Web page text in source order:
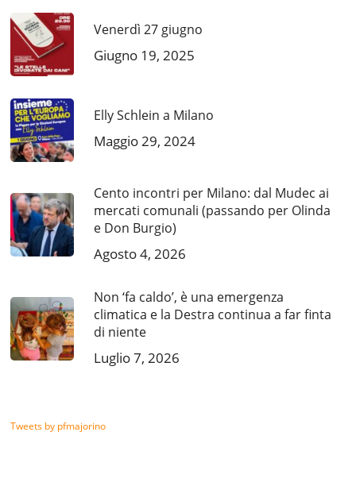
Venerdì 27 giugno
Giugno 19, 2025
Elly Schlein a Milano
Maggio 29, 2024
Cento incontri per Milano: dal Mudec ai
mercati comunali (passando per Olinda
e Don Burgio)
Agosto 4, 2026
Non ‘fa caldo’, è una emergenza
climatica e la Destra continua a far finta
di niente
Luglio 7, 2026
Tweets by pfmajorino